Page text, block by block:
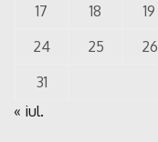
17
18 19
24
25 26
31
« iul.